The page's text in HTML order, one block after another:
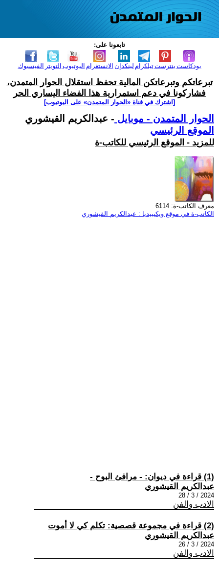
تابعونا على:
الفيسبوك التويتر اليوتيوب الانستغرام لينكدإن تيلكرامبنترست بودكاست
تبرعاتكم وتبرعاتكن المالية تحفظ استقلال الحوار المتمدن،
فشاركونا في دعم استمرارية هذا الفضاء اليساري الحر
[اشترك في قناة ‫«الحوار المتمدن» على اليوتيوب]
الحوار المتمدن - موبايل - عبدالكريم القيشوري
الموقع الرئيسي
للمزيد - الموقع الرئيسي للكاتب-ة
معرف الكاتب-ة: 6114
الكاتب-ة في موقع ويكيبيديا : عبدالكريم القيشوري
(1) قراءة في ديوان: - مرافئ البوح -
عبدالكريم القيشوري
2024 / 3 / 28
الادب والفن
(2) قراءة في مجموعة قصصية: تكلم كي لا أموت
عبدالكريم القيشوري
2024 / 3 / 26
الادب والفن